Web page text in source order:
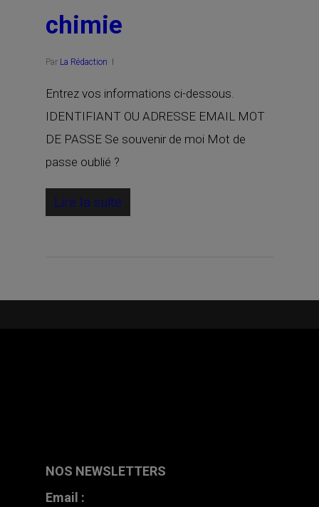
chimie
Par La Rédaction
Entrez vos informations ci-dessous.
IDENTIFIANT OU ADRESSE EMAIL MOT
DE PASSE Se souvenir de moi Mot de
passe oublié ?
Lire la suite
NOS NEWSLETTERS
Email :